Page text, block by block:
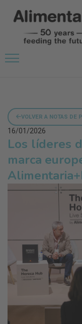
VOLVER A NOTAS DE
16/01/2026
Los líderes
marca